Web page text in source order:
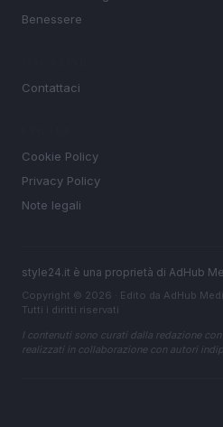
Benessere
Contattaci
Cookie Policy
Privacy Policy
Note legali
style24.it è una proprietà di AdHub
Copyright © 2026 · Edito da AdHub
Tutti i diritti riservati
I contenuti sono curati dalla redazione
realizzati in collaborazione con autori